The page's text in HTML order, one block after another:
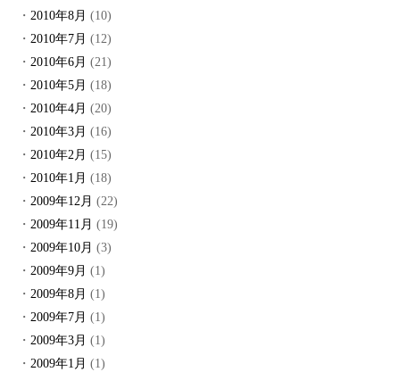
2010年8月 (10)
2010年7月 (12)
2010年6月 (21)
2010年5月 (18)
2010年4月 (20)
2010年3月 (16)
2010年2月 (15)
2010年1月 (18)
2009年12月 (22)
2009年11月 (19)
2009年10月 (3)
2009年9月 (1)
2009年8月 (1)
2009年7月 (1)
2009年3月 (1)
2009年1月 (1)